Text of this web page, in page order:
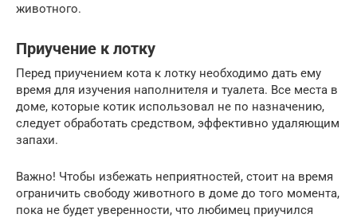
животного.
Приучение к лотку
Перед приучением кота к лотку необходимо дать ему
время для изучения наполнителя и туалета. Все места в
доме, которые котик использовал не по назначению,
следует обработать средством, эффективно удаляющим
запахи.
Важно! Чтобы избежать неприятностей, стоит на время
ограничить свободу животного в доме до того момента,
пока не будет уверенности, что любимец приучился